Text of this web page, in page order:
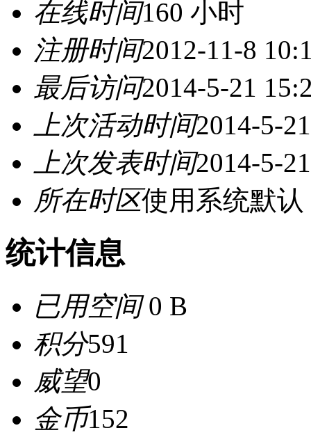
在线时间160 小时
注册时间2012-11-8
最后访问2014-5-21
上次活动时间2014-5-
上次发表时间2014-5-
所在时区使用系统默认
统计信息
已用空间0 B
积分591
威望0
金币152